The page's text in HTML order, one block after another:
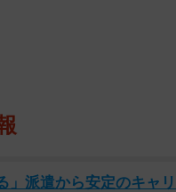
」派遣から安定のキャ